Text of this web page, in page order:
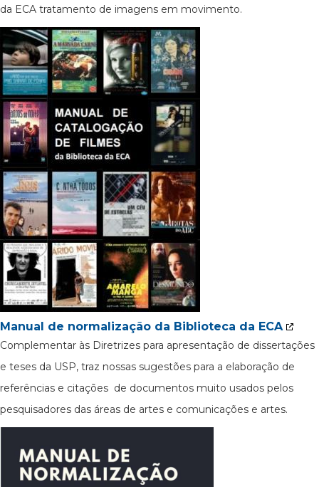
da ECA tratamento de imagens em movimento.
Manual de normalização da Biblioteca da ECA
Complementar às Diretrizes para apresentação de dissertações
e teses da USP, traz nossas sugestões para a elaboração de
referências e citações de documentos muito usados pelos
pesquisadores das áreas de artes e comunicações e artes.